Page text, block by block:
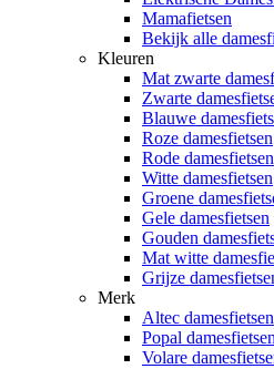
Mamafietsen
Bekijk alle
Kleuren
Mat zwarte
Zwarte
Blauwe
Roze damesfietsen
Rode damesfietsen
Witte damesfietsen
Groene
Gele damesfietsen
Gouden
Mat witte
Grijze
Merk
Altec damesfietsen
Popal damesfietsen
Volare